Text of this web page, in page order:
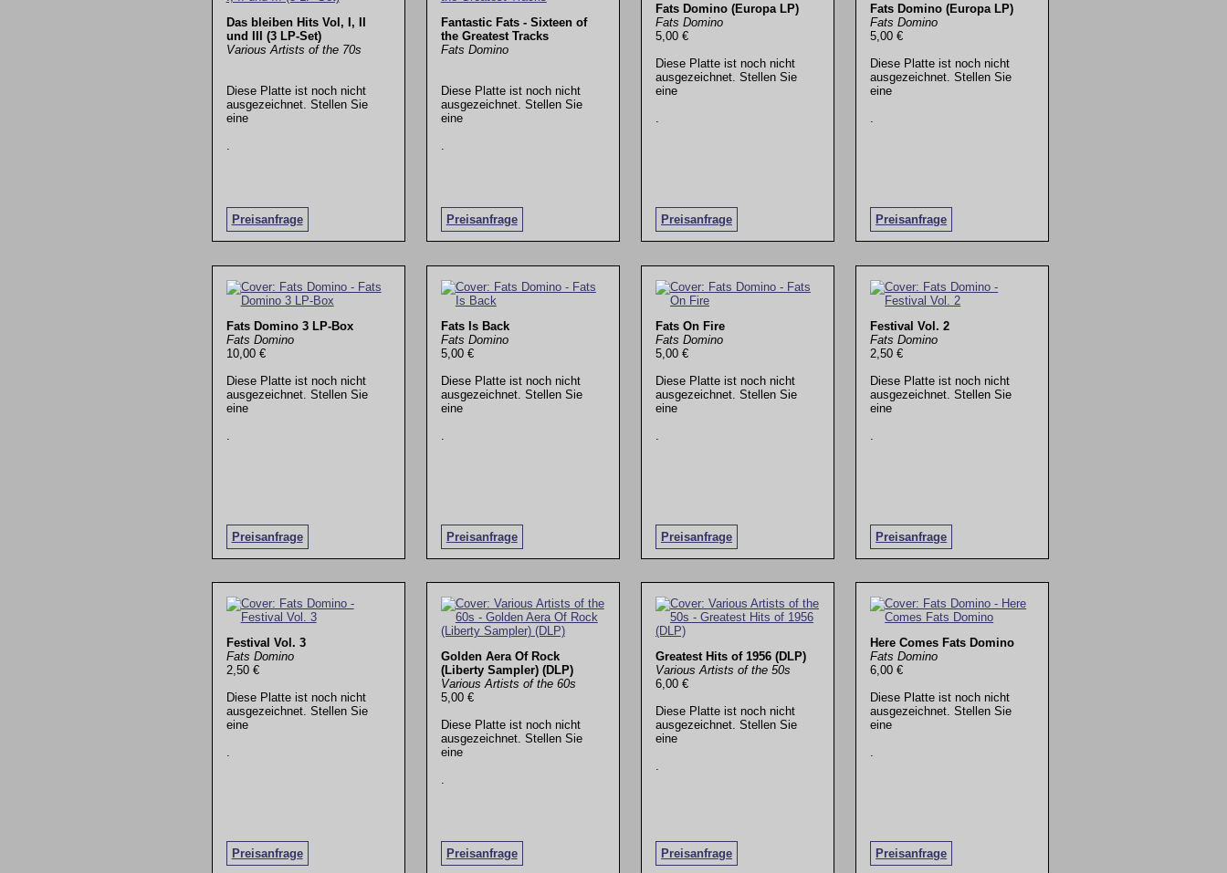
Das bleiben Hits Vol, I, II
und III (3 LP-Set)
Various Artists of the 70s
Diese Platte ist noch nicht
ausgezeichnet. Stellen Sie
eine
Preisanfrage
Fantastic Fats - Sixteen of
the Greatest Tracks
Fats Domino
Diese Platte ist noch nicht
ausgezeichnet. Stellen Sie
eine
Preisanfrage
Fats Domino (Europa LP)
Fats Domino
5,00 €
Diese Platte ist noch nicht
ausgezeichnet. Stellen Sie
eine
Preisanfrage
Fats Domino (Europa LP)
Fats Domino
5,00 €
Diese Platte ist noch nicht
ausgezeichnet. Stellen Sie
eine
Preisanfrage
Fats Domino 3 LP-Box
Fats Domino
10,00 €
Diese Platte ist noch nicht
ausgezeichnet. Stellen Sie
eine
Preisanfrage
Fats Is Back
Fats Domino
5,00 €
Diese Platte ist noch nicht
ausgezeichnet. Stellen Sie
eine
Preisanfrage
Fats On Fire
Fats Domino
5,00 €
Diese Platte ist noch nicht
ausgezeichnet. Stellen Sie
eine
Preisanfrage
Festival Vol. 2
Fats Domino
2,50 €
Diese Platte ist noch nicht
ausgezeichnet. Stellen Sie
eine
Preisanfrage
Festival Vol. 3
Fats Domino
2,50 €
Diese Platte ist noch nicht
ausgezeichnet. Stellen Sie
eine
Preisanfrage
.
Golden Aera Of Rock
(Liberty Sampler) (DLP)
Various Artists of the 60s
5,00 €
Diese Platte ist noch nicht
ausgezeichnet. Stellen Sie
eine
Preisanfrage
.
Greatest Hits of 1956 (DLP)
Various Artists of the 50s
6,00 €
Diese Platte ist noch nicht
ausgezeichnet. Stellen Sie
eine
Preisanfrage
.
Here Comes Fats Domino
Fats Domino
6,00 €
Diese Platte ist noch nicht
ausgezeichnet. Stellen Sie
eine
Preisanfrage
.